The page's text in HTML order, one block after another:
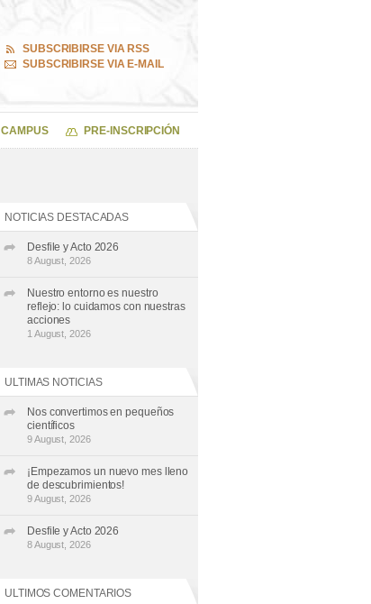
SUBSCRIBIRSE VIA RSS
SUBSCRIBIRSE VIA E-MAIL
CAMPUS PRE-INSCRIPCIÓN
NOTICIAS DESTACADAS
Desfile y Acto 2026
8 August, 2026
Nuestro entorno es nuestro
reflejo: lo cuidamos con nuestras
acciones
1 August, 2026
ULTIMAS NOTICIAS
Nos convertimos en pequeños
científicos
9 August, 2026
¡Empezamos un nuevo mes lleno
de descubrimientos!
9 August, 2026
Desfile y Acto 2026
8 August, 2026
ULTIMOS COMENTARIOS